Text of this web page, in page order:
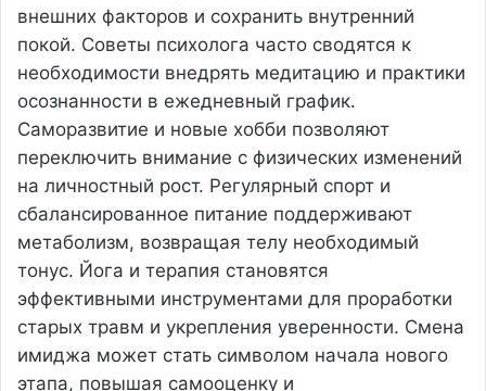
внешних факторов и сохранить внутренний
покой. Советы психолога часто сводятся к
необходимости внедрять медитацию и практики
осознанности в ежедневный график.
Саморазвитие и новые хобби позволяют
переключить внимание с физических изменений
на личностный рост. Регулярный спорт и
сбалансированное питание поддерживают
метаболизм, возвращая телу необходимый
тонус. Йога и терапия становятся
эффективными инструментами для проработки
старых травм и укрепления уверенности. Смена
имиджа может стать символом начала нового
этапа, повышая самооценку и